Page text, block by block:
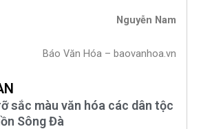
Nguyễn Nam
Báo Văn Hóa – baovanhoa.vn
sắc màu văn hóa các dân tộc
Sông Đà